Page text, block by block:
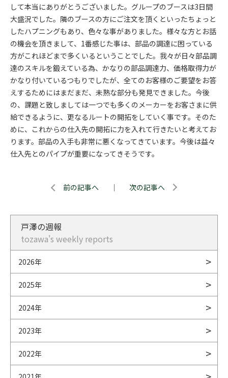
して本当にありがとうございました。グループのブースは3日間
大盛況でした。隣のブースの方にご注文を頂くといったちょっと
したハプニングもあり、色々な事がありました。様々な方とお話
の機会を頂きまして、1番感じた事は、部品の調達に困っている
方がこれほどまで多くいるということでした。我々が日々部品調
達のスキルを鍛えている為、かなりの部品調達力、価格取得力が
かなり付いているつもりでしたが、全てのお客様のご要望をお答
えするためにはまだまだ、未熟な部分も発見できました。今後
の、課題と致しましては一つでも多くのメーカーをお客さまに供
給できるように、更なるルートの開拓をしていく事です。そのた
めに、これからの仕入先の開拓に力を入れて行きたいと考えてお
ります。部品の入手も非常に悪くなってきています。今後は益々
仕入先とのパイプが重要になってきそうです。
前の記事へ ｜ 次の記事へ
戸澤の週報
tozawa's weekly reports
2026年
2025年
2024年
2023年
2022年